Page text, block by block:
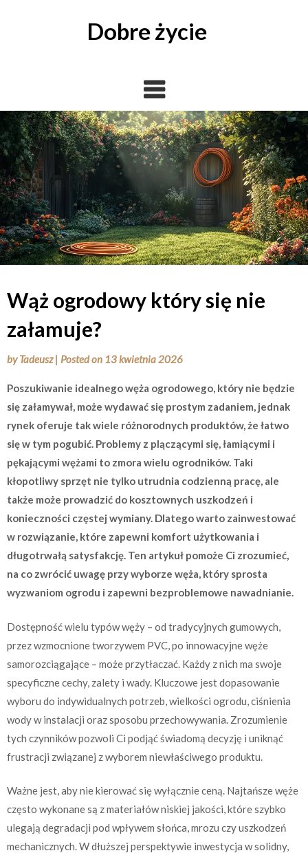
Dobre życie
Wąż ogrodowy który się nie
załamuje?
byTadeusz | Posted on 13 kwietnia 2026
Poszukiwanie idealnego węża ogrodowego, który nie będzie
się załamywał, może wydawać się prostym zadaniem, jednak
rynek oferuje tak wiele różnorodnych produktów, że łatwo
się w tym pogubić. Problemy z plączącymi się, łamiącymi i
pękającymi wężami to zmora wielu ogrodników. Taki
kłopotliwy sprzęt nie tylko utrudnia codzienną pracę, ale
także może prowadzić do kosztownych uszkodzeń i
konieczności częstej wymiany. Dlatego warto zainwestować
w rozwiązanie, które zapewni komfort użytkowania i
długotrwałą satysfakcję. Ten artykuł pomoże Ci zrozumieć,
na co zwrócić uwagę przy wyborze węża, który sprosta
wyzwaniom ogrodu i zapewni bezproblemowe nawadnianie.
Dostępność wielu typów węży – od tradycyjnych gumowych,
przez wzmocnione tworzywem PVC, po innowacyjne węże
samorozciągające – może przytłaczać. Każdy z nich ma swoje
specyficzne cechy, zalety i wady. Kluczowe jest dopasowanie
wyboru do indywidualnych potrzeb, wielkości ogrodu, ciśnienia
wody w instalacji oraz sposobu przechowywania. Zrozumienie
tych czynników pozwoli Ci podjąć świadomą decyzję i uniknąć
frustracji związanej z wyborem niewłaściwego produktu.
Ważne jest, aby nie kierować się wyłącznie ceną. Najtańsze węże
często wykonane są z materiałów niskiej jakości, które szybko
ulegają degradacji pod wpływem słońca, mrozu czy uszkodzeń
mechanicznych. W dłuższej perspektywie inwestycja w solidny,